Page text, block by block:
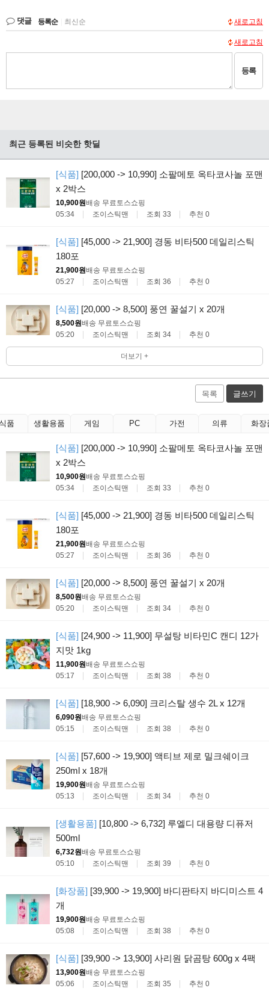
댓글 등록순 최신순 새로고침
새로고침
등록
최근 등록된 비슷한 핫딜
[식품] [200,000 -> 10,990] 소팔메토 옥타코사놀 포맨
x 2박스
10,900원배송 무료 토스쇼핑
05:34
조이스틱맨 조회 33 추천 0
[식품] [45,000 -> 21,900] 경동 비타500 데일리스틱
180포
21,900원배송 무료 토스쇼핑
05:27
조이스틱맨 조회 36 추천 0
[식품] [20,000 -> 8,500] 풍연 꿀설기 x 20개
8,500원배송 무료 토스쇼핑
05:20
조이스틱맨 조회 34 추천 0
더보기 +
목록 글쓰기
품 생활용품 게임 PC 가전 의류 화장
[식품] [200,000 -> 10,990] 소팔메토 옥타코사놀 포맨
x 2박스
10,900원배송 무료 토스쇼핑
05:34
조이스틱맨 조회 33 추천 0
[식품] [45,000 -> 21,900] 경동 비타500 데일리스틱
180포
21,900원배송 무료 토스쇼핑
05:27
조이스틱맨 조회 36 추천 0
[식품] [20,000 -> 8,500] 풍연 꿀설기 x 20개
8,500원배송 무료 토스쇼핑
05:20
조이스틱맨 조회 34 추천 0
[식품] [24,900 -> 11,900] 무설탕 비타민C 캔디 12가
지맛 1kg
11,900원배송 무료 토스쇼핑
05:17
조이스틱맨 조회 38 추천 0
[식품] [18,900 -> 6,090] 크리스탈 생수 2L x 12개
6,090원배송 무료 토스쇼핑
05:15
조이스틱맨 조회 38 추천 0
[식품] [57,600 -> 19,900] 액티브 제로 밀크쉐이크
250ml x 18개
19,900원배송 무료 토스쇼핑
05:13
조이스틱맨 조회 34 추천 0
[생활용품] [10,800 -> 6,732] 루엘디 대용량 디퓨저
500ml
6,732원배송 무료 토스쇼핑
05:10
조이스틱맨 조회 39 추천 0
[화장품] [39,900 -> 19,900] 바디판타지 바디미스트 4
개
19,900원배송 무료 토스쇼핑
05:08
조이스틱맨 조회 38 추천 0
[식품] [39,900 -> 13,900] 사리원 닭곰탕 600g x 4팩
13,900원배송 무료 토스쇼핑
05:06
조이스틱맨 조회 35 추천 0